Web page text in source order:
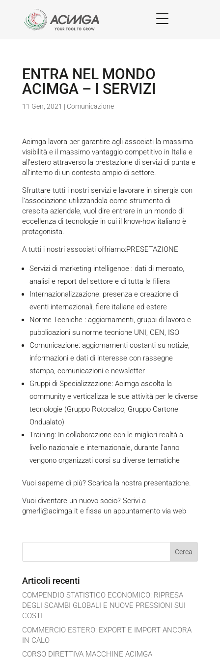
ENTRA NEL MONDO
ACIMGA – I SERVIZI
11 Gen, 2021 | Comunicazione
Acimga lavora per garantire agli associati la massima
visibilità e il massimo vantaggio competitivo in Italia e
all’estero attraverso la prestazione di servizi di punta e
all’interno di un contesto ampio di settore.
Sfruttare tutti i nostri servizi e lavorare in sinergia con
l’associazione utilizzandola come strumento di
crescita aziendale, vuol dire entrare in un mondo di
eccellenza di tecnologie in cui il know-how italiano è
protagonista.
A tutti i nostri associati offriamo:PRESETAZIONE
Servizi di marketing intelligence : dati di mercato,
analisi e report del settore e di tutta la filiera
Internazionalizzazione: presenza e creazione di
eventi internazionali, fiere italiane ed estere
Norme Tecniche : aggiornamenti, gruppi di lavoro e
pubblicazioni su norme tecniche UNI, CEN, ISO
Comunicazione: aggiornamenti costanti su notizie,
informazioni e dati di interesse con rassegne
stampa, comunicazioni e newsletter
Gruppi di Specializzazione: Acimga ascolta la
community e verticalizza le sue attività per le diverse
tecnologie (Gruppo Rotocalco, Gruppo Cartone
Ondualato)
Training: In collaborazione con le migliori realtà a
livello nazionale e internazionale, durante l’anno
vengono organizzati corsi su diverse tematiche
Vuoi saperne di più? Scarica la nostra presentazione.
Vuoi diventare un nuovo socio? Scrivi a
gmerli@acimga.ite fissa un appuntamento via web
Articoli recenti
COMPENDIO STATISTICO ECONOMICO: RIPRESA
DEGLI SCAMBI GLOBALI E NUOVE PRESSIONI SUI
COSTI
COMMERCIO ESTERO: EXPORT E IMPORT ANCORA
IN CALO
CORSO DIRETTIVA MACCHINE ACIMGA